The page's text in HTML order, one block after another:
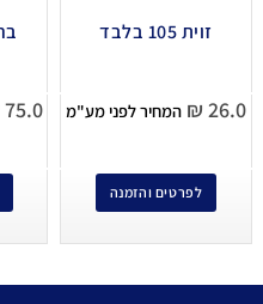
זוית 105 בלבד
₪ 26.0 המחיר לפני מע"מ
לפרטים והזמנה
75.0